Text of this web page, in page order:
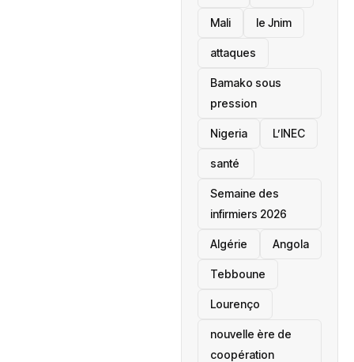
Mali le Jnim
attaques
Bamako sous
pression
‎Nigeria L’INEC
santé ‎
Semaine des
infirmiers 2026
‎Algérie Angola
Tebboune
Lourenço
nouvelle ère de
coopération